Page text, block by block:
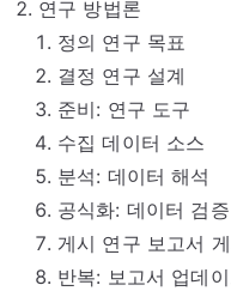
연구 방법론
정의 연구 목표
결정 연구 설계
준비: 연구 도구
수집 데이터 소스
분석: 데이터 해석
공식화: 데이터 검증
게시 연구 보고서
반복: 보고서 업데